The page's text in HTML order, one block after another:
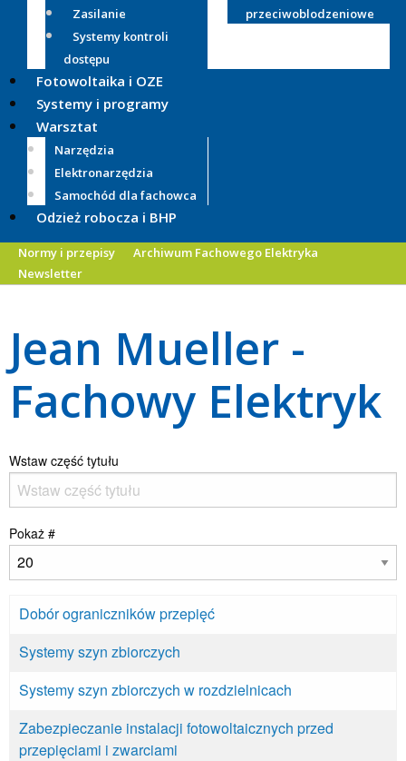
Zasilanie
Systemy kontroli
dostępu
przeciwoblodzeniowe
Fotowoltaika i OZE
Systemy i programy
Warsztat
Narzędzia
Elektronarzędzia
Samochód dla fachowca
Odzież robocza i BHP
Normy i przepisy
Archiwum Fachowego Elektryka
Newsletter
Jean Mueller -
Fachowy Elektryk
Wstaw część tytułu
Pokaż #
Dobór ograniczników przepięć
Systemy szyn zbiorczych
Systemy szyn zbiorczych w rozdzielnicach
Zabezpieczanie instalacji fotowoltaicznych przed
przepięciami i zwarciami